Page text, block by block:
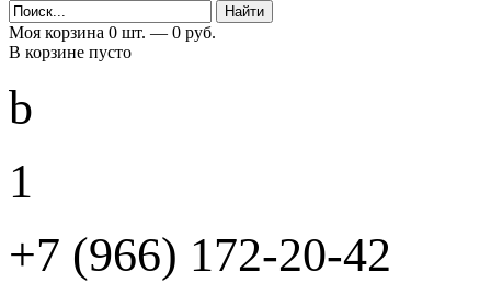
Моя корзина 0 шт. — 0 руб.
В корзине пусто
b
1
+7 (966) 172-20-42